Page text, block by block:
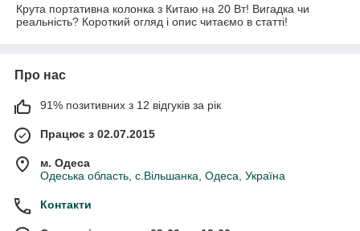
Крута портативна колонка з Китаю на 20 Вт! Вигадка чи
реальність? Короткий огляд і опис читаємо в статті!
Про нас
91% позитивних з 12 відгуків за рік
Працює з 02.07.2015
м. Одеса
Одеська область, с.Вільшанка, Одеса, Україна
Контакти